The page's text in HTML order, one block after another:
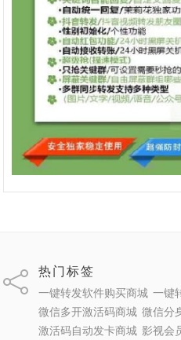
热门标签
一键转发软件购买商城 一键
微信多开激活码商城 微信分
激活码自动发卡商城 影视会